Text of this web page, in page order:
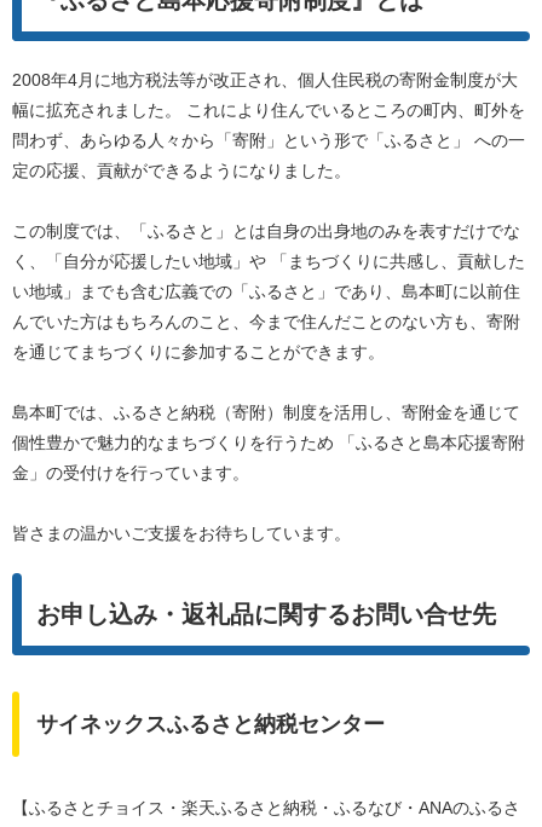
2008年4月に地方税法等が改正され、個人住民税の寄附金制度が大
幅に拡充されました。 これにより住んでいるところの町内、町外を
問わず、あらゆる人々から「寄附」という形で「ふるさと」 への一
定の応援、貢献ができるようになりました。
この制度では、「ふるさと」とは自身の出身地のみを表すだけでな
く、「自分が応援したい地域」や 「まちづくりに共感し、貢献した
い地域」までも含む広義での「ふるさと」であり、島本町に以前住
んでいた方はもちろんのこと、今まで住んだことのない方も、寄附
を通じてまちづくりに参加することができます。
島本町では、ふるさと納税（寄附）制度を活用し、寄附金を通じて
個性豊かで魅力的なまちづくりを行うため 「ふるさと島本応援寄附
金」の受付けを行っています。
皆さまの温かいご支援をお待ちしています。
お申し込み・返礼品に関するお問い合せ先
サイネックスふるさと納税センター
【ふるさとチョイス・楽天ふるさと納税・ふるなび・ANAのふるさ